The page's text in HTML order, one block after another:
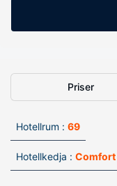
Priser
Hotellrum : 69
Hotellkedja : Comfort